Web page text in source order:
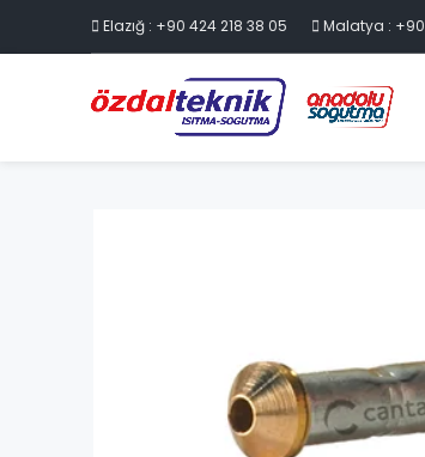
Elazığ : +90 424 218 38 05 Malatya :